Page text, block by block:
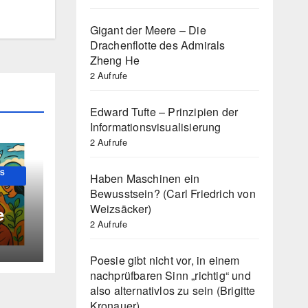
Gigant der Meere – Die
Drachenflotte des Admirals
Zheng He
2 Aufrufe
Edward Tufte – Prinzipien der
Informationsvisualisierung
2 Aufrufe
Haben Maschinen ein
Bewusstsein? (Carl Friedrich von
Weizsäcker)
2 Aufrufe
Poesie gibt nicht vor, in einem
nachprüfbaren Sinn „richtig“ und
also alternativlos zu sein (Brigitte